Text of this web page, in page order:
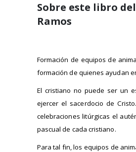
Sobre este libro
Ramos
Formación de equipos de
formación de quienes ayudan
El cristiano no puede ser un
ejercer el sacerdocio de
celebraciones litúrgicas el
pascual de cada cristiano.
Para tal fin, los equipos de